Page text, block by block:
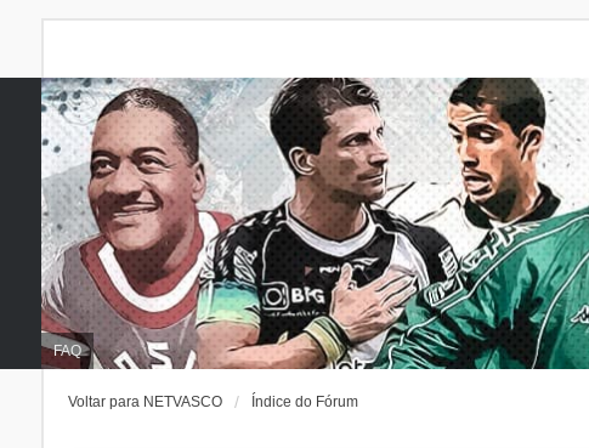
FAQ
Voltar para NETVASCO Índice do Fórum